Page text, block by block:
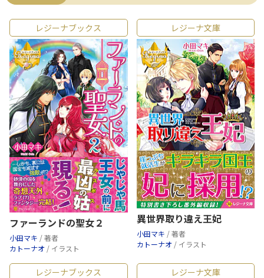
レジーナブックス
ファーランドの聖女２
小田マキ / 著者
カトーナオ / イラスト
レジーナ文庫
異世界取り違え王妃
小田マキ / 著者
カトーナオ / イラスト
レジーナブックス レジーナ文庫